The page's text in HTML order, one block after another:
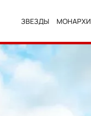
ЗВЕЗДЫ МОНАРХИ